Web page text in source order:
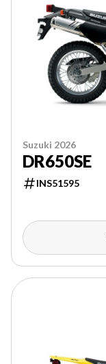
Suzuki 2026
DR650SE
INS51595